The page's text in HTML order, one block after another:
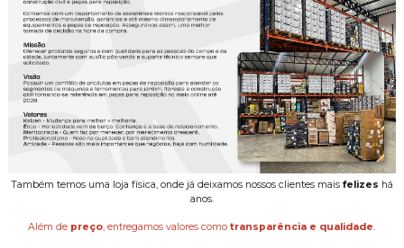
Também temos uma loja física, onde já deixamos nossos clientes mais felizes há
anos.
Além de preço, entregamos valores comotransparência e qualidade.